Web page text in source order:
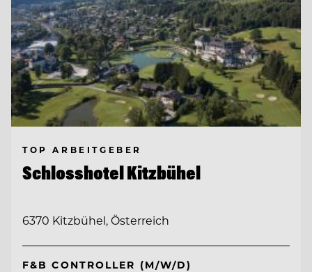
TOP ARBEITGEBER
Schlosshotel Kitzbühel
6370 Kitzbühel, Österreich
F&B CONTROLLER (M/W/D)